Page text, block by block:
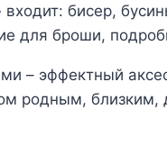
бисер,
для броши,
– эффектный
родным, близким,